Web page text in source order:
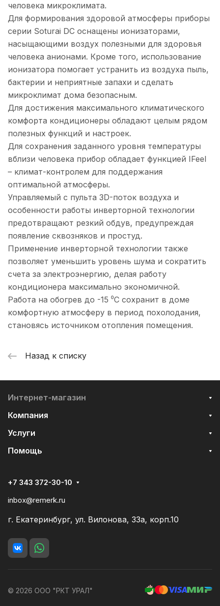
человека микроклимата.
Для формирования здоровой атмосферы приборы
серии Soturai DC оснащены ионизаторами,
насыщающими воздух полезными для здоровья
человека анионами. Кроме того, использование
ионизатора помогает устранить из воздуха пыль,
бактерии и неприятные запахи и сделать
микроклимат дома безопасным.
Для достижения максимального климатического
комфорта кондиционеры обладают целым рядом
полезных функций и настроек.
Для сохранения заданного уровня температуры
вблизи человека прибор обладает функцией IFeel
– климат-контролем для поддержания
оптимальной атмосферы.
Управляемый с пульта 3D-поток воздуха и
особенности работы инверторной технологии
предотвращают резкий обдув, предупреждая
появление сквозняков и простуд.
Применение инверторной технологии также
позволяет уменьшить уровень шума и сократить
счета за электроэнергию, делая работу
кондиционера максимально экономичной.
Работа на обогрев до -15 ⁰С сохранит в доме
комфортную атмосферу в период похолодания,
становясь источником отопления помещения.
Назад к списку
Интернет-магазин
Компания
Услуги
Помощь
+7 343 372-30-10
inbox@remerk.ru
г. Екатеринбург, ул. Вилонова, 33а, корп.10
© 2026 ООО "РКТ УРАЛ"